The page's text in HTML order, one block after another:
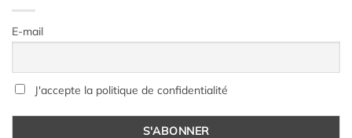
E-mail
J'accepte la politique de confidentialité